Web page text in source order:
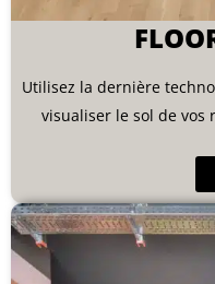
Utilisez la dernière
visualiser le sol de vos